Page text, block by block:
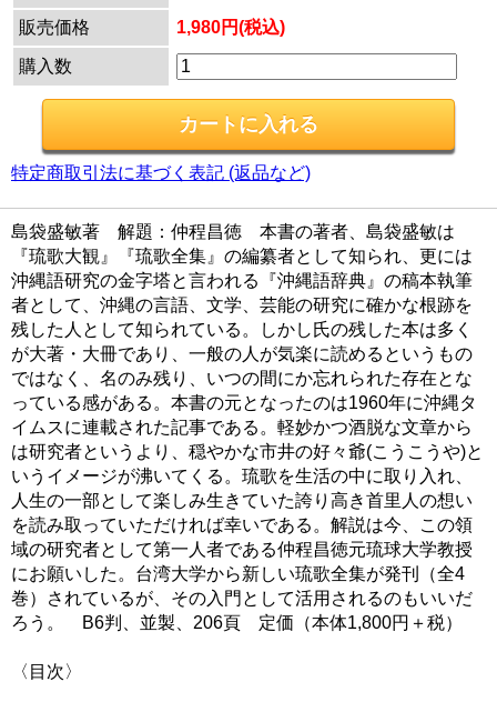
販売価格
1,980円(税込)
購入数
特定商取引法に基づく表記 (返品など)
島袋盛敏著 解題：仲程昌徳 本書の著者、島袋盛敏は
『琉歌大観』『琉歌全集』の編纂者として知られ、更には
沖縄語研究の金字塔と言われる『沖縄語辞典』の稿本執筆
者として、沖縄の言語、文学、芸能の研究に確かな根跡を
残した人として知られている。しかし氏の残した本は多く
が大著・大冊であり、一般の人が気楽に読めるというもの
ではなく、名のみ残り、いつの間にか忘れられた存在とな
っている感がある。本書の元となったのは1960年に沖縄タ
イムスに連載された記事である。軽妙かつ酒脱な文章から
は研究者というより、穏やかな市井の好々爺(こうこうや)と
いうイメージが沸いてくる。琉歌を生活の中に取り入れ、
人生の一部として楽しみ生きていた誇り高き首里人の想い
を読み取っていただければ幸いである。解説は今、この領
域の研究者として第一人者である仲程昌徳元琉球大学教授
にお願いした。台湾大学から新しい琉歌全集が発刊（全4
巻）されているが、その入門として活用されるのもいいだ
ろう。 B6判、並製、206頁 定価（本体1,800円＋税）
〈目次〉